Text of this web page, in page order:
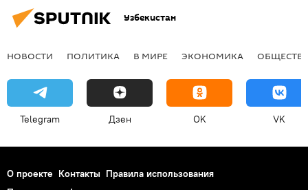
Узбекистан
НОВОСТИ ПОЛИТИКА В МИРЕ ЭКОНОМИКА
Telegram Дзен OK VK
О проекте Контакты Правила использования